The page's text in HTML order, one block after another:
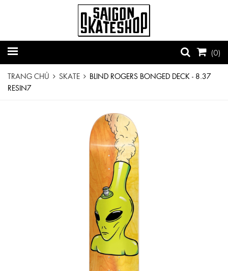
(0)
TRANG CHỦ SKATE
BLIND ROGERS BONGED DECK - 8.37
RESIN7